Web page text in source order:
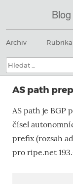
@
IN
SOA
nic.cz.
Menu
na
Archiv Rubrika
Hledat:
AS path
AS path je BGP
čísel
prefix (rozsah
pro ripe.net